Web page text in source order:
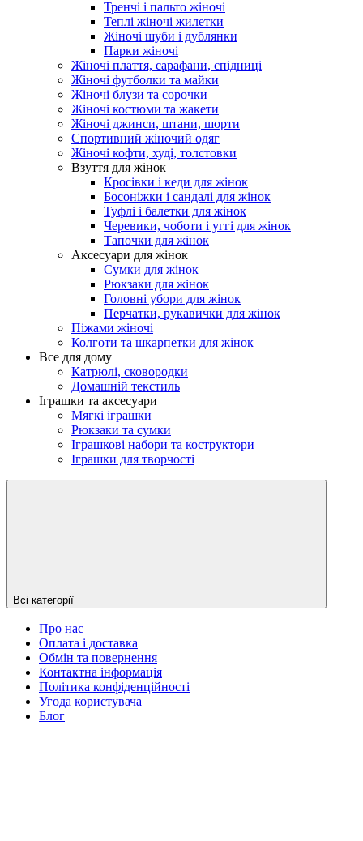
Тренчі і пальто жіночі
Теплі жіночі жилетки
Жіночі шуби і дублянки
Парки жіночі
Жіночі плаття, сарафани, спідниці
Жіночі футболки та майки
Жіночі блузи та сорочки
Жіночі костюми та жакети
Жіночі джинси, штани, шорти
Спортивний жіночий одяг
Жіночі кофти, худі, толстовки
Взуття для жінок
Кросівки і кеди для жінок
Босоніжки і сандалі для жінок
Туфлі і балетки для жінок
Черевики, чоботи і уггі для жінок
Тапочки для жінок
Аксесуари для жінок
Сумки для жінок
Рюкзаки для жінок
Головні убори для жінок
Перчатки, рукавички для жінок
Піжами жіночі
Колготи та шкарпетки для жінок
Все для дому
Катрюлі, сковородки
Домашній текстиль
Іграшки та аксесуари
Мягкі іграшки
Рюкзаки та сумки
Іграшкові набори та коструктори
Іграшки для творчості
Всі категорії
Про нас
Оплата і доставка
Обмін та повернення
Контактна інформація
Політика конфіденційності
Угода користувача
Блог